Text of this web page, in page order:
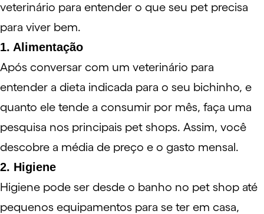
veterinário para entender o que seu pet precisa
para viver bem.
1. Alimentação
Após conversar com um veterinário para
entender a dieta indicada para o seu bichinho, e
quanto ele tende a consumir por mês, faça uma
pesquisa nos principais pet shops. Assim, você
descobre a média de preço e o gasto mensal.
2. Higiene
Higiene pode ser desde o banho no pet shop até
pequenos equipamentos para se ter em casa,